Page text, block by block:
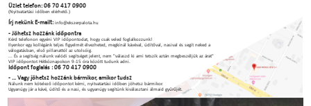
Üzlet telefon: 06 70 417 0900
(Nyitvatartási időben elérhető.)
Írj nekünk E-mailt:info@ekszerpalota.hu
- Jöhetsz hozzánk időpontra
Kérd telefonon egyéni VIP időpontodat, hogy csak veled foglalkozzunk!
Ilyenkor egy kollégánk teljes figyelmét élvezheted, megkínál kávéval, üdítőval, nasival és segít neked a
válogatásban, első pillanattól az utolsóig.
... És a segítség nálunk valódi segítséget jelent, nem "válaszd ki ami tetszik aztán megbeszéljük az árat"
VIP időpontot Hétköznapokon 9-15 óra között tudunk adni.
Időpont foglalás : 06 70 417 0900
- ... Vagy jöhetsz hozzánk bármikor, amikor tudsz
Nálunk nem kötelező időpontot kérni, nyitvatartási időben jöhetsz bármikor.
Ugyanúgy jár a kávé, üdítő és a nasi, és ugyanúgy segítünk kiválasztani álmaid gyűrűjét.